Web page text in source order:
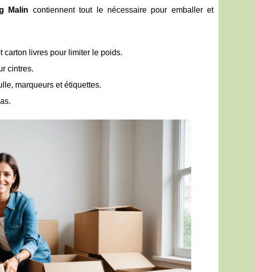
Malin contiennent tout le nécessaire pour emballer et
carton livres pour limiter le poids.
cintres.
marqueurs et étiquettes.